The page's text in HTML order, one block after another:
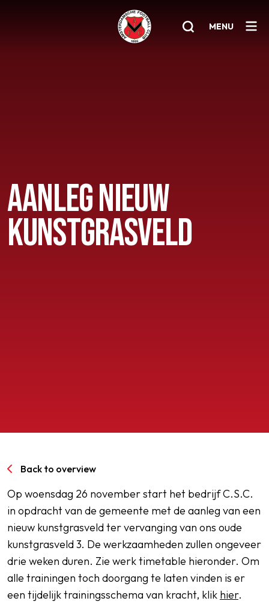
MENU
Senioren
Clubinfo
Nieuwsoverzicht
AANLEG NIEUW
KUNSTGRASVELD
Back to overview
Op woensdag 26 november start het bedrijf C.S.C.
in opdracht van de gemeente met de aanleg van een
nieuw kunstgrasveld ter vervanging van ons oude
kunstgrasveld 3. De werkzaamheden zullen ongeveer
drie weken duren. Zie werk timetable hieronder. Om
alle trainingen toch doorgang te laten vinden is er
een tijdelijk trainingsschema van kracht, klik hier.